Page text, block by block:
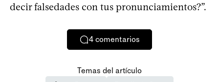
decir falsedades con tus pronunciamientos?”.
4 comentarios
Temas del artículo